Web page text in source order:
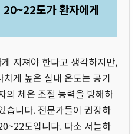
도가 환자에게
지져야 한다고 생각하지만,
게 높은 실내 온도는 공기
의 체온 조절 능력을 방해하
습니다. 전문가들이 권장하
도입니다. 다소 서늘하